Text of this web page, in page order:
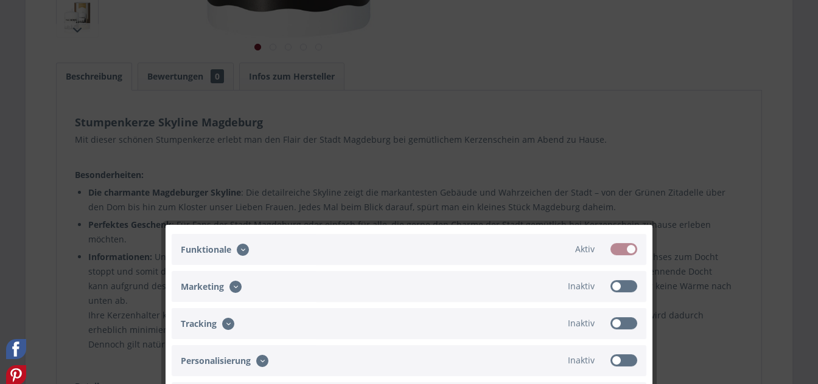
Beschreibung Bewertungen 0 Infos zum Hersteller
Stumpenkerze Skyline Magdeburg
Mit dieser schönen Stumpenkerze erlebt man den Flair der Stadt Magdeburg bei gemütlichem Kerzenschein am Abend zu Hause.
Besonderheiten:
Die charmante Magdeburger Skyline: Die detailreiche Skyline zeigt die markantesten Gebäude und Wahrzeichen der Stadt – von der Grünen Zitadelle über
den Dom bis hin zum Kloster unser Lieben Frauen. Jedes Mal beim Blick darauf, spürt man ein kleines Stück Magdeburg daheim.
Perfektes Geschenk: Für Fans der Stadt Magdeburg oder einfach für alle, die gerne den Charme der Stadt gemütlich bei Kerzenschein zuhause erleben
möchten.
Informationen: Unsere bedruckten Kerzen sind selbstverlöschende Stumpenkerzen mit integriertem Dochthalter, der die Zufuhr des Wachses zum Docht
stoppt und somit die Kerze „erstickt“. Dieses innovative und patentierte System ist DEKRA geprüft und zu 100% made in Germany. Der brennende Docht
kann aufgrund des integrierten Dochthalters nicht umkippen und erlischt nach dem Abbrennen von alleine. Zudem leitet der Dochthalter keine Wärme nach
unten ab.
Ihre Kerzenhalter können Sie stets rückstandslos reinigen, da kein flüssiges Wachs auf den Tellern zurückbleibt. Die Gefahr durch Feuer wird dadurch
erheblich minimiert.
Dennoch gilt natürlich: Nicht für Kinder geeignet, die Aufsicht durch Erwachsene ist erforderlich!
Funktionale Aktiv
Marketing Inaktiv
Tracking Inaktiv
Personalisierung Inaktiv